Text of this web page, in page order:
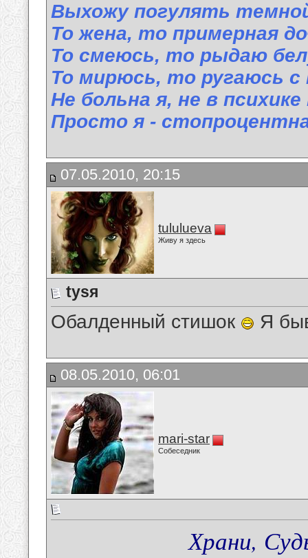
Выхожу погулять
То жена, то примерная
То смеюсь, то рыдаю
То мирюсь, то ругаюсь с
Не больна я, не в
Просто я -
07.05.2010, 20:15
tululueva
Живу я здесь
tysя
Обалденный стишок Я
08.05.2010, 06:01
mari-star
Собеседник
Храни,